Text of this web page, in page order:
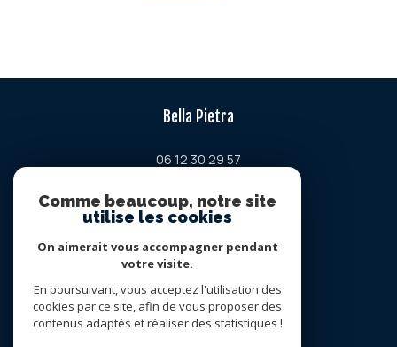
Bella Pietra
06 12 30 29 57
Chemin de la petite lavogne
34380 viols-en-laval
Nous suivre sur
Comme beaucoup, notre site
utilise les cookies
On aimerait vous accompagner pendant
votre visite.
En poursuivant, vous acceptez l'utilisation des
cookies par ce site, afin de vous proposer des
contenus adaptés et réaliser des statistiques !